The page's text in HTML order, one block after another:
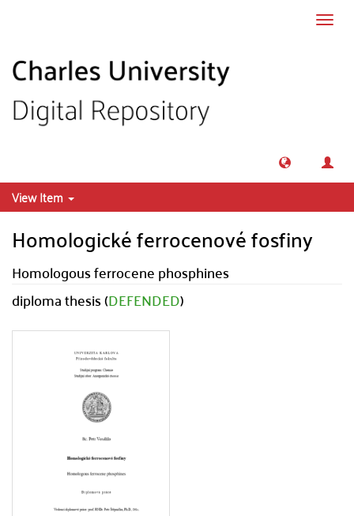
View Item
Homologické ferrocenové fosfiny
Homologous ferrocene phosphines
diploma thesis (DEFENDED)